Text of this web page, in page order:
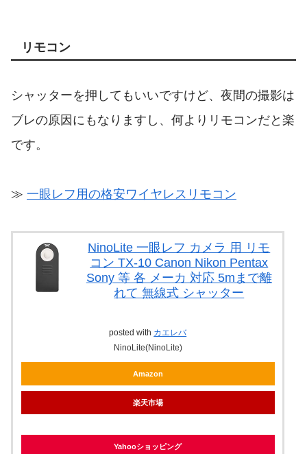
リモコン
シャッターを押してもいいですけど、夜間の撮影は
ブレの原因にもなりますし、何よりリモコンだと楽
です。
≫ 一眼レフ用の格安ワイヤレスリモコン
NinoLite 一眼レフ カメラ 用 リモ
コン TX-10 Canon Nikon Pentax
Sony 等 各 メーカ 対応 5mまで離
れて 無線式 シャッター
posted with カエレバ
NinoLite(NinoLite)
Amazon
楽天市場
Yahooショッピング